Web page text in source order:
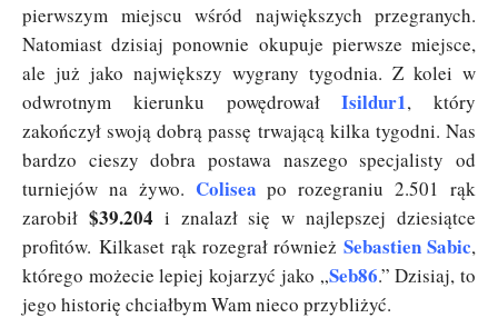
pierwszym miejscu wśród największych przegranych.
Natomiast dzisiaj ponownie okupuje pierwsze miejsce,
ale już jako największy wygrany tygodnia. Z kolei w
odwrotnym kierunku powędrowałIsildur1, który
zakończył swoją dobrą passę trwającą kilka tygodni. Nas
bardzo cieszy dobra postawa naszego specjalisty od
turniejów na żywo. Colisea po rozegraniu 2.501 rąk
zarobił $39.204 i znalazł się w najlepszej dziesiątce
profitów. Kilkaset rąk rozegrał również Sebastien Sabic,
którego możecie lepiej kojarzyć jako „Seb86.” Dzisiaj, to
jego historię chciałbym Wam nieco przybliżyć.